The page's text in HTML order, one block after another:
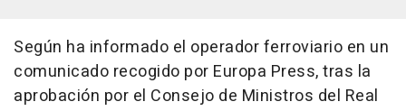
Según ha informado el operador ferroviario en un
comunicado recogido por Europa Press, tras la
aprobación por el Consejo de Ministros del Real